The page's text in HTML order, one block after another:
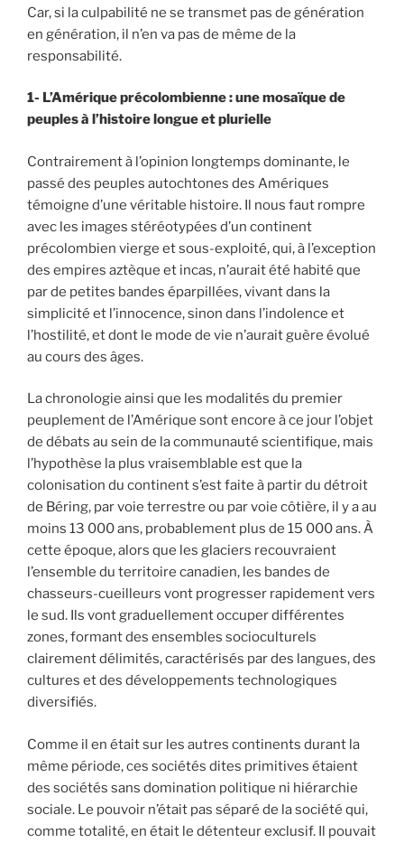
Car, si la culpabilité ne se transmet pas de génération
en génération, il n’en va pas de même de la
responsabilité.
1- L’Amérique précolombienne : une mosaïque de
peuples à l’histoire longue et plurielle
Contrairement à l’opinion longtemps dominante, le
passé des peuples autochtones des Amériques
témoigne d’une véritable histoire. Il nous faut rompre
avec les images stéréotypées d’un continent
précolombien vierge et sous-exploité, qui, à l’exception
des empires aztèque et incas, n’aurait été habité que
par de petites bandes éparpillées, vivant dans la
simplicité et l’innocence, sinon dans l’indolence et
l’hostilité, et dont le mode de vie n’aurait guère évolué
au cours des âges.
La chronologie ainsi que les modalités du premier
peuplement de l’Amérique sont encore à ce jour l’objet
de débats au sein de la communauté scientifique, mais
l’hypothèse la plus vraisemblable est que la
colonisation du continent s’est faite à partir du détroit
de Béring, par voie terrestre ou par voie côtière, il y a au
moins 13 000 ans, probablement plus de 15 000 ans. À
cette époque, alors que les glaciers recouvraient
l’ensemble du territoire canadien, les bandes de
chasseurs-cueilleurs vont progresser rapidement vers
le sud. Ils vont graduellement occuper différentes
zones, formant des ensembles socioculturels
clairement délimités, caractérisés par des langues, des
cultures et des développements technologiques
diversifiés.
Comme il en était sur les autres continents durant la
même période, ces sociétés dites primitives étaient
des sociétés sans domination politique ni hiérarchie
sociale. Le pouvoir n’était pas séparé de la société qui,
comme totalité, en était le détenteur exclusif. Il pouvait